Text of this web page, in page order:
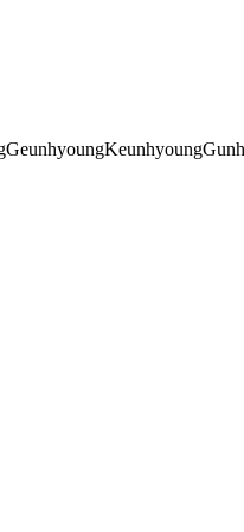
GeunhyoungKeunhyoung